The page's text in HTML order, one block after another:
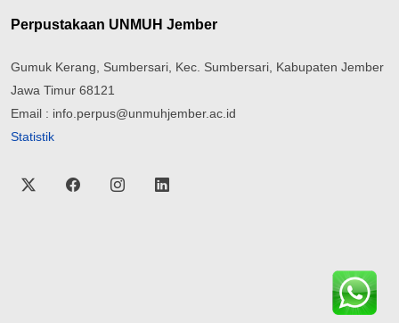
Perpustakaan UNMUH Jember
Gumuk Kerang, Sumbersari, Kec. Sumbersari, Kabupaten Jember
Jawa Timur 68121
Email : info.perpus@unmuhjember.ac.id
Statistik